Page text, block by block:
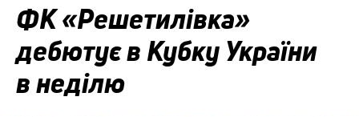
ФК «Решетилівка»
дебютує в Кубку України
в неділю